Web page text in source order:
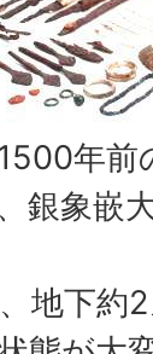
年前
銀象嵌
地下約